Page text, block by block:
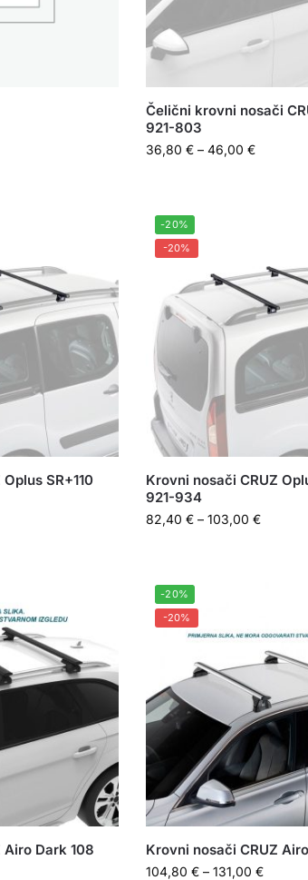
Čelični krovni nosači
921-803
36,80 € – 46,00 €
SR+110
-20%
-20%
Krovni nosači CRUZ
921-934
82,40 € – 103,00 €
Airo Dark 108
-20%
-20%
Krovni nosači CRUZ
104,80 € – 131,00 €